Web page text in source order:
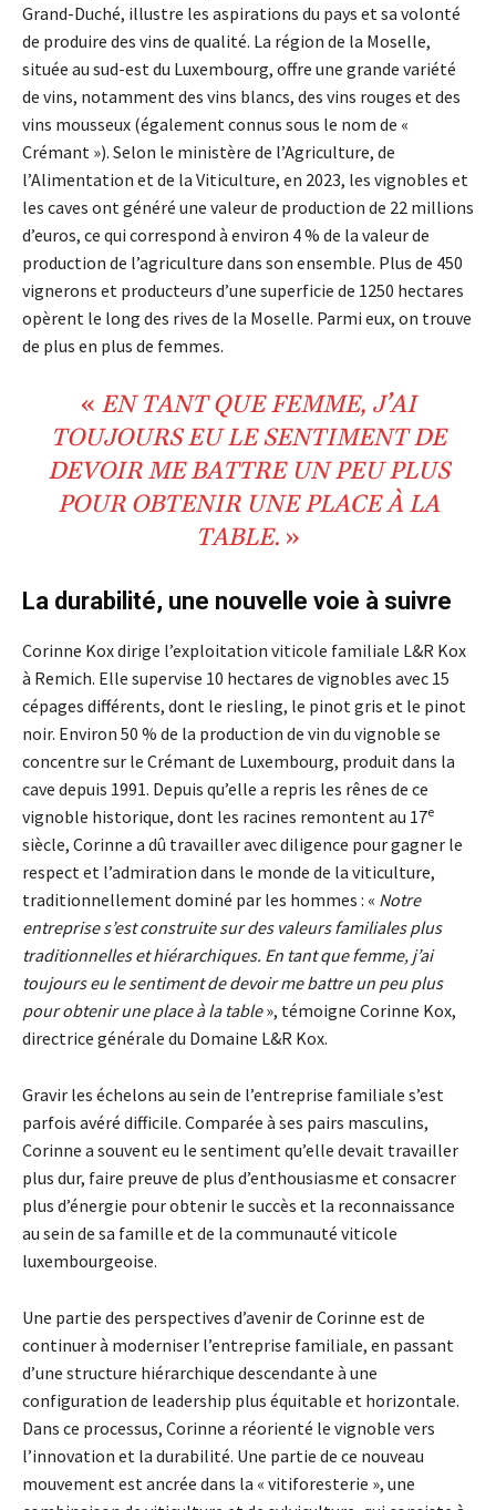
Grand-Duché, illustre les aspirations du pays et sa volonté
de produire des vins de qualité. La région de la Moselle,
située au sud-est du Luxembourg, offre une grande variété
de vins, notamment des vins blancs, des vins rouges et des
vins mousseux (également connus sous le nom de «
Crémant »). Selon le ministère de l’Agriculture, de
l’Alimentation et de la Viticulture, en 2023, les vignobles et
les caves ont généré une valeur de production de 22 millions
d’euros, ce qui correspond à environ 4 % de la valeur de
production de l’agriculture dans son ensemble. Plus de 450
vignerons et producteurs d’une superficie de 1250 hectares
opèrent le long des rives de la Moselle. Parmi eux, on trouve
de plus en plus de femmes.
« EN TANT QUE FEMME, J’AI
TOUJOURS EU LE SENTIMENT DE
DEVOIR ME BATTRE UN PEU PLUS
POUR OBTENIR UNE PLACE À LA
TABLE. »
La durabilité, une nouvelle voie à suivre
Corinne Kox dirige l’exploitation viticole familiale L&R Kox
à Remich. Elle supervise 10 hectares de vignobles avec 15
cépages différents, dont le riesling, le pinot gris et le pinot
noir. Environ 50 % de la production de vin du vignoble se
concentre sur le Crémant de Luxembourg, produit dans la
cave depuis 1991. Depuis qu’elle a repris les rênes de ce
vignoble historique, dont les racines remontent au 17e
siècle, Corinne a dû travailler avec diligence pour gagner le
respect et l’admiration dans le monde de la viticulture,
traditionnellement dominé par les hommes : « Notre
entreprise s’est construite sur des valeurs familiales plus
traditionnelles et hiérarchiques. En tant que femme, j’ai
toujours eu le sentiment de devoir me battre un peu plus
pour obtenir une place à la table», témoigne Corinne Kox,
directrice générale du Domaine L&R Kox.
Gravir les échelons au sein de l’entreprise familiale s’est
parfois avéré difficile. Comparée à ses pairs masculins,
Corinne a souvent eu le sentiment qu’elle devait travailler
plus dur, faire preuve de plus d’enthousiasme et consacrer
plus d’énergie pour obtenir le succès et la reconnaissance
au sein de sa famille et de la communauté viticole
luxembourgeoise.
Une partie des perspectives d’avenir de Corinne est de
continuer à moderniser l’entreprise familiale, en passant
d’une structure hiérarchique descendante à une
configuration de leadership plus équitable et horizontale.
Dans ce processus, Corinne a réorienté le vignoble vers
l’innovation et la durabilité. Une partie de ce nouveau
mouvement est ancrée dans la « vitiforesterie », une